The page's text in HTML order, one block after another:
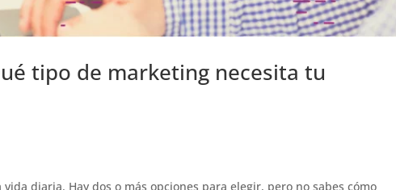
tipo de marketing necesita tu
diaria. Hay dos o más opciones para elegir, pero no sabes cómo